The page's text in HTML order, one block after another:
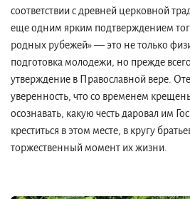
соответствии с древней церковной
еще одним ярким подтверждением
родных рубежей» — это не только
подготовка молодежи, но прежде
утверждение в Православной вере.
уверенность, что со временем
осознавать, какую честь даровал им
креститься в этом месте, в кругу
торжественный момент их жизни.